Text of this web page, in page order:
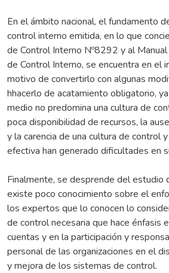
En el ámbito nacional, el fundamento
control interno emitida, en lo que
de Control Interno Nº8292 y al
de Control Interno, se encuentra en el
motivo de convertirlo con algunas
hhacerlo de acatamiento obligatorio,
medio no predomina una cultura de
poca disponibilidad de recursos, la
y la carencia de una cultura de control
efectiva han generado dificultades en
Finalmente, se desprende del estudio
existe poco conocimiento sobre el
los expertos que lo conocen lo
de control necesaria que hace énfasis
cuentas y en la participación y
personal de las organizaciones en el
y mejora de los sistemas de control.